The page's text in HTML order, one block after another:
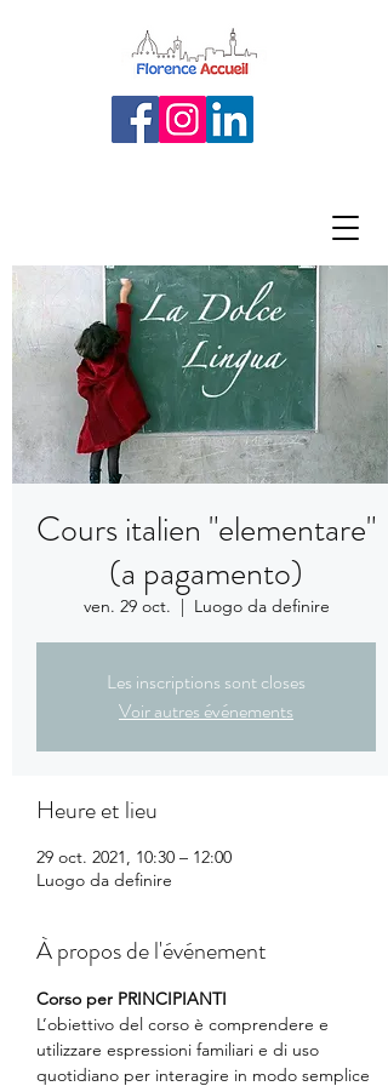
Cours italien "elementare"
(a pagamento)
ven. 29 oct.
  |
Luogo da definire
Les inscriptions sont closes
Voir autres événements
Heure et lieu
29 oct. 2021, 10:30 – 12:00
Luogo da definire
À propos de l'événement
Corso per PRINCIPIANTI
L’obiettivo del corso è comprendere e
utilizzare espressioni familiari e di uso
quotidiano per interagire in modo semplice